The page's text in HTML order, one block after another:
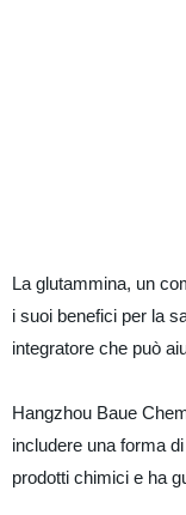
La glutammina, un
i suoi benefici per la
integratore che può
Hangzhou Baue
includere una forma
prodotti chimici e ha